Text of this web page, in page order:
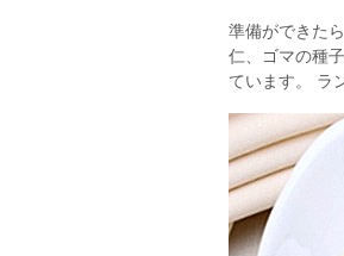
準備ができた
仁、ゴマの種
ています。 ラ